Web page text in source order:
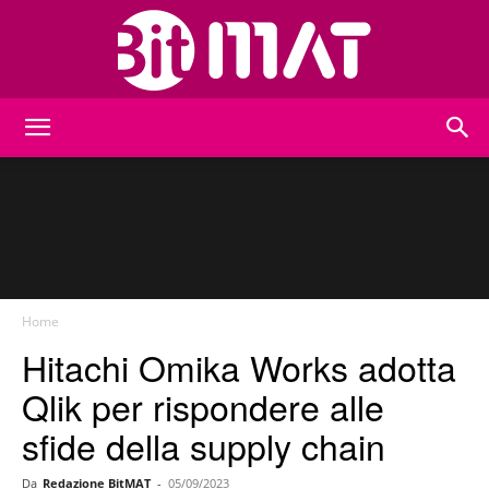
Home
Hitachi Omika Works adotta
Qlik per rispondere alle
sfide della supply chain
Da Redazione BitMAT - 05/09/2023